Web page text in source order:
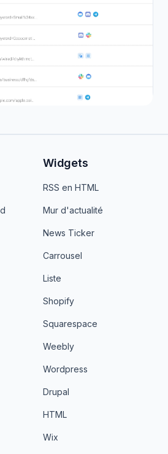
Widgets
RSS en HTML
Mur d'actualité
News Ticker
Carrousel
Liste
Shopify
Squarespace
Weebly
Wordpress
Drupal
HTML
Wix